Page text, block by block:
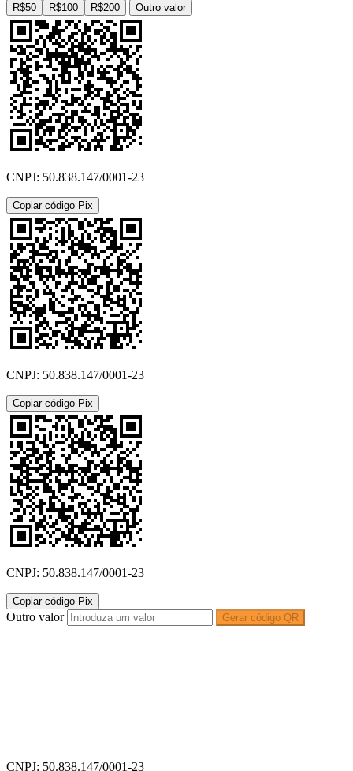
R$50 R$100 R$200 Outro valor
CNPJ: 50.838.147/0001-23
Copiar código Pix
CNPJ: 50.838.147/0001-23
Copiar código Pix
CNPJ: 50.838.147/0001-23
Copiar código Pix
Outro valor Gerar código QR
CNPJ: 50.838.147/0001-23